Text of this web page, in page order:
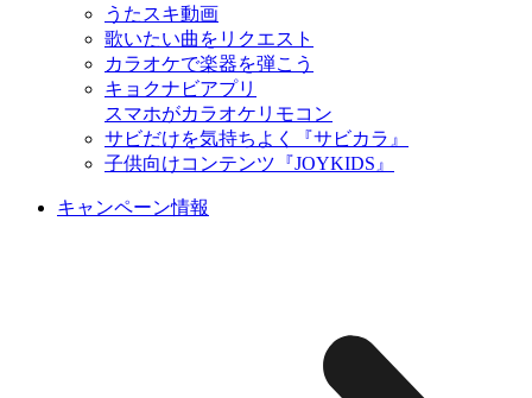
うたスキ動画
歌いたい曲をリクエスト
カラオケで楽器を弾こう
キョクナビアプリ
スマホがカラオケリモコン
サビだけを気持ちよく『サビカラ』
子供向けコンテンツ『JOYKIDS』
キャンペーン情報